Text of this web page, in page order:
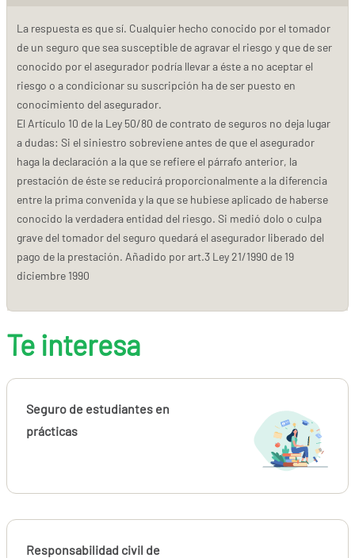
La respuesta es que sí. Cualquier hecho conocido por el tomador
de un seguro que sea susceptible de agravar el riesgo y que de ser
conocido por el asegurador podría llevar a éste a no aceptar el
riesgo o a condicionar su suscripción ha de ser puesto en
conocimiento del asegurador.
El Artículo 10 de la Ley 50/80 de contrato de seguros no deja lugar
a dudas: Si el siniestro sobreviene antes de que el asegurador
haga la declaración a la que se refiere el párrafo anterior, la
prestación de éste se reducirá proporcionalmente a la diferencia
entre la prima convenida y la que se hubiese aplicado de haberse
conocido la verdadera entidad del riesgo. Si medió dolo o culpa
grave del tomador del seguro quedará el asegurador liberado del
pago de la prestación. Añadido por art.3 Ley 21/1990 de 19
diciembre 1990
Te interesa
Seguro de estudiantes en
prácticas
Responsabilidad civil de